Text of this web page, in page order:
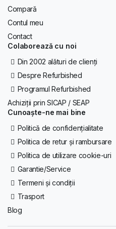
Compară
Contul meu
Contact
Colaborează cu noi
Din 2002 alături de clienți
Despre Refurbished
Programul Refurbished
Achiziții prin SICAP / SEAP
Cunoaște-ne mai bine
Politică de confidențialitate
Politica de retur și rambursare
Politica de utilizare cookie-uri
Garantie/Service
Termeni și condiții
Trasport
Blog